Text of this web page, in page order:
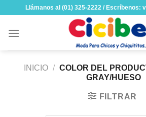
content
Llámanos al (01) 325-2222 / Escríbenos:
INICIO / COLOR DEL
GRAY/HUESO
FILTRAR